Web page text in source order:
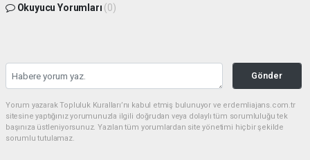
Okuyucu Yorumları (0)
Gönder
Yorum yazarak Topluluk Kuralları’nı kabul etmiş bulunuyor ve erdemliajans.com.tr
sitesine yaptığınız yorumunuzla ilgili doğrudan veya dolaylı tüm sorumluluğu tek
başınıza üstleniyorsunuz. Yazılan tüm yorumlardan site yönetimi hiçbir şekilde
sorumlu tutulamaz.